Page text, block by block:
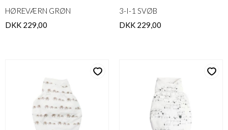
HØREVÆRN GRØN
DKK 229,00
3-I-1 SVØB
DKK 229,00